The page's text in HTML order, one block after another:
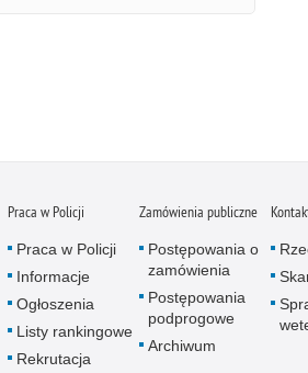
Praca w Policji
Praca w Policji
Informacje
Ogłoszenia
Listy rankingowe
Rekrutacja
Zamówienia publiczne
Postępowania o
zamówienia
Postępowania
podprogowe
Archiwum